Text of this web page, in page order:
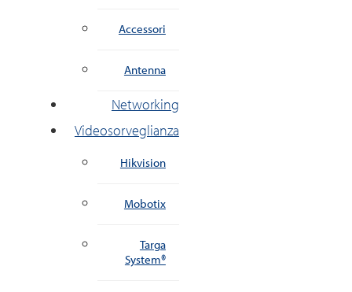
Accessori
Antenna
Networking
Videosorveglianza
Hikvision
Mobotix
Targa
System®